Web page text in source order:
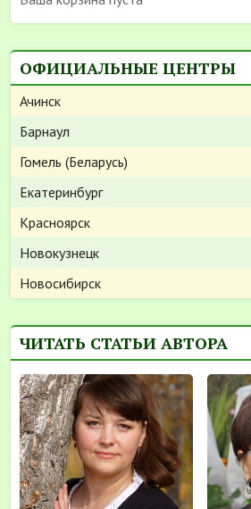
ОФИЦИАЛЬНЫЕ ЦЕНТРЫ
Ачинск
Барнаул
Гомель (Беларусь)
Екатеринбург
Красноярск
Новокузнецк
Новосибирск
ЧИТАТЬ СТАТЬИ АВТОРА